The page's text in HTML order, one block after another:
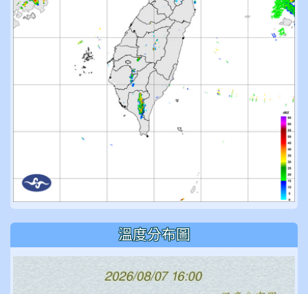
溫度分布圖